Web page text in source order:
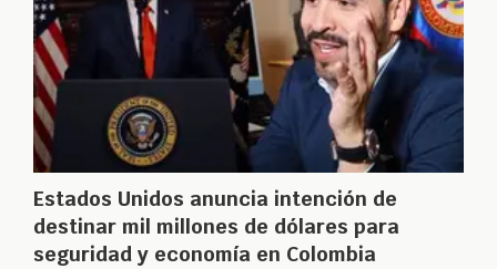
Estados Unidos anuncia intención de
destinar mil millones de dólares para
seguridad y economía en Colombia